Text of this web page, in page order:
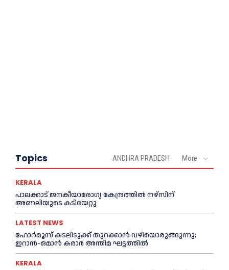
Topics ANDHRA PRADESH More
KERALA
പാലക്കാട് ജനകീയാരോഗ്യ കേന്ദ്രത്തില്‍ നഴ്‌സിന്
അണലിയുടെ കടിയേറ്റു
LATEST NEWS
ഹോർമൂസ് കടലിടുക്ക് തുറക്കാൻ വഴിയൊരുങ്ങുന്നു;
ഇറാൻ-ഒമാൻ കരാർ അന്തിമ ഘട്ടത്തിൽ
KERALA